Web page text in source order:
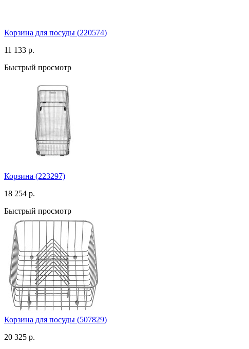
Корзина для посуды (220574)
11 133 р.
Быстрый просмотр
Корзина (223297)
18 254 р.
Быстрый просмотр
Корзина для посуды (507829)
20 325 р.